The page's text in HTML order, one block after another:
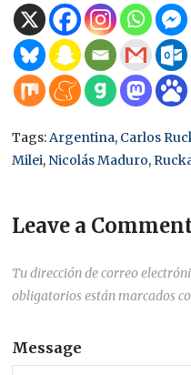
Tags:Argentina, Carlos
Milei, Nicolás Maduro,
Leave a
Tu dirección de correo
obligatorios están marcados
Message